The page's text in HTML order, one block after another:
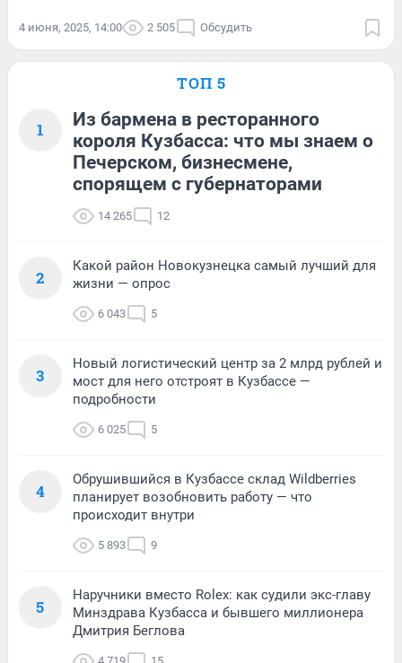
4 июня, 2025, 14:00 2 505 Обсудить
ТОП 5
1
Из бармена в ресторанного
короля Кузбасса: что мы знаем о
Печерском, бизнесмене,
спорящем с губернаторами
14 265 12
2
Какой район Новокузнецка самый лучший для
жизни — опрос
6 043 5
3
Новый логистический центр за 2 млрд рублей и
мост для него отстроят в Кузбассе —
подробности
6 025 5
4
Обрушившийся в Кузбассе склад Wildberries
планирует возобновить работу — что
происходит внутри
5 893 9
5
Наручники вместо Rolex: как судили экс-главу
Минздрава Кузбасса и бывшего миллионера
Дмитрия Беглова